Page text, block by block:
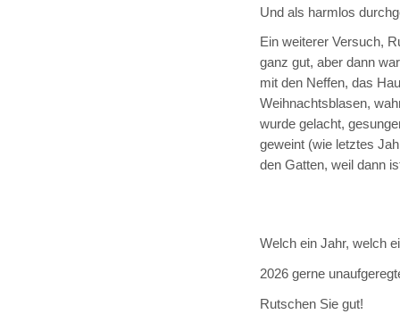
Und als harmlos
Ein weiterer Versuch,
ganz gut, aber dann
mit den Neffen, das
Weihnachtsblasen,
wurde gelacht,
geweint (wie letztes
den Gatten, weil dann
Welch ein Jahr, welch
2026 gerne
Rutschen Sie gut!